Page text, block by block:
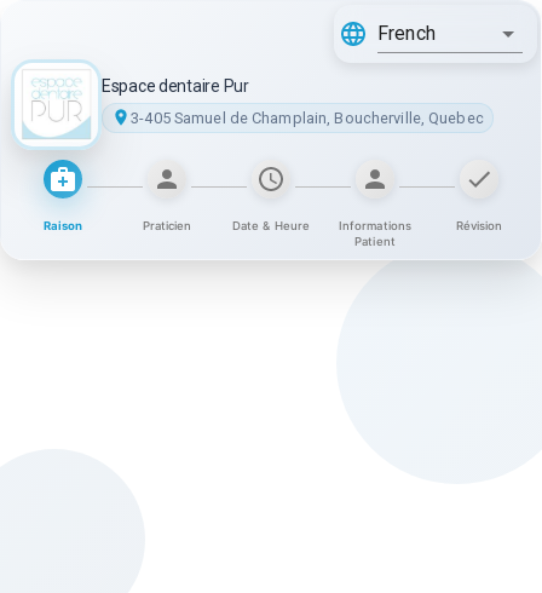
French
Espace dentaire Pur
3-405 Samuel de Champlain, Boucherville, Quebec
Raison Praticien Date & Heure
Informations
Patient
Révision